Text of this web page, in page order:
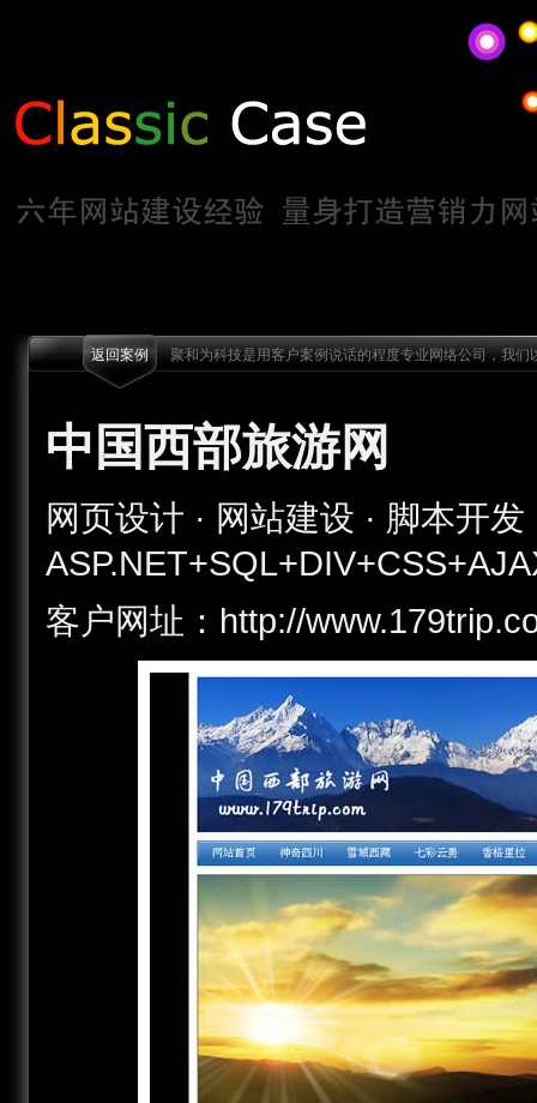
返回案例聚和为科技是用客户案例说话的程度专业网络公司，我们
中国西部旅游网
网页设计 · 网站建设 · 脚本开发
客户网址：http://